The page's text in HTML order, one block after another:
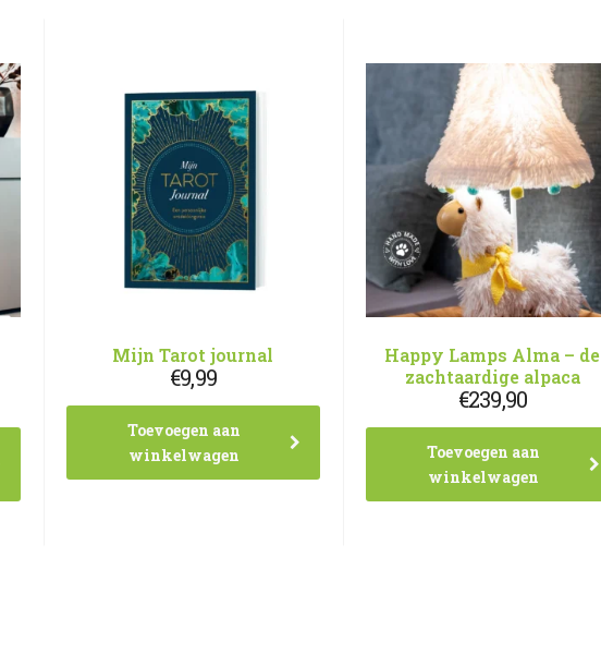
Mijn Tarot journal
€9,99
Toevoegen aan
winkelwagen
Happy Lamps Alma – de
zachtaardige alpaca
€239,90
Toevoegen aan
winkelwagen